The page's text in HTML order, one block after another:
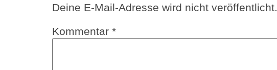
Deine E-Mail-Adresse wird nicht veröffentlicht.
Kommentar *